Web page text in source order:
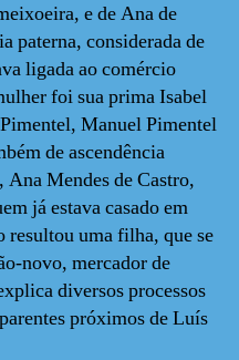
e de Ana de
paterna, considerada de
ligada ao comércio
foi sua prima Isabel
Manuel Pimentel
de ascendência
Ana Mendes de Castro,
já estava casado em
resultou uma filha, que se
novo, mercador de
diversos processos
próximos de Luís